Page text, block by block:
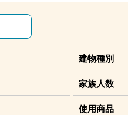
建物種別
家族人数
使用商品